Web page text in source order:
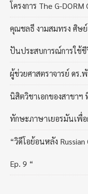
โครงการ The G-
คุณชลธี งามสมทรง ศิษ
ปันประสบการณ์การใช้ชี
ผู้ช่วยศาสตราจารย์ ดร.
นิสิตวิชาเอกของสาขาฯ
ทักษะภาษาเยอรมันเพื่อ
“วิดีโอย้อนหลัง
Ep. 9 “